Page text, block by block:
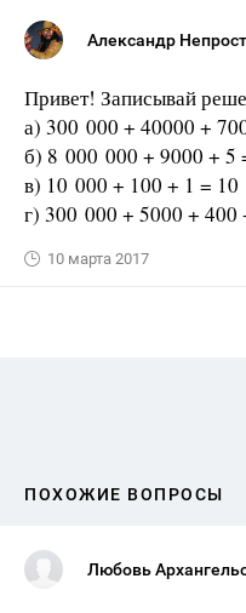
Александр
Привет! Записывай
а) 300 000 + 40000 +
б) 8 000 000 + 9000 + 5
в) 10 000 + 100 + 1 = 10
г) 300 000 + 5000 + 400
10 марта 2017
ПОХОЖИЕ ВОПРОСЫ
Любовь